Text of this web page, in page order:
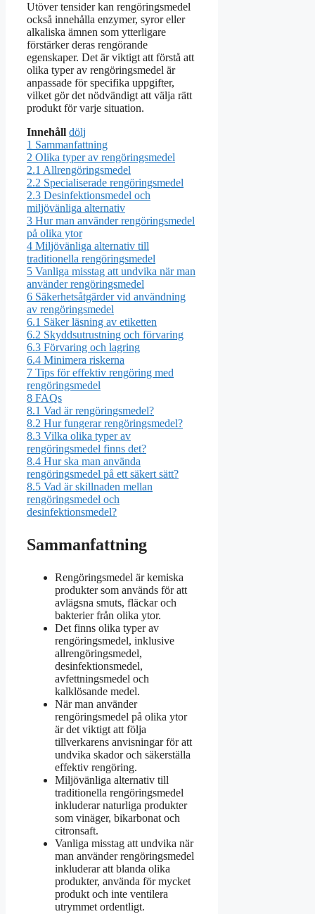
Utöver tensider kan rengöringsmedel
också innehålla enzymer, syror eller
alkaliska ämnen som ytterligare
förstärker deras rengörande
egenskaper. Det är viktigt att förstå att
olika typer av rengöringsmedel är
anpassade för specifika uppgifter,
vilket gör det nödvändigt att välja rätt
produkt för varje situation.
Innehåll dölj
1 Sammanfattning
2 Olika typer av rengöringsmedel
2.1 Allrengöringsmedel
2.2 Specialiserade rengöringsmedel
2.3 Desinfektionsmedel och
miljövänliga alternativ
3 Hur man använder rengöringsmedel
på olika ytor
4 Miljövänliga alternativ till
traditionella rengöringsmedel
5 Vanliga misstag att undvika när man
använder rengöringsmedel
6 Säkerhetsåtgärder vid användning
av rengöringsmedel
6.1 Säker läsning av etiketten
6.2 Skyddsutrustning och förvaring
6.3 Förvaring och lagring
6.4 Minimera riskerna
7 Tips för effektiv rengöring med
rengöringsmedel
8 FAQs
8.1 Vad är rengöringsmedel?
8.2 Hur fungerar rengöringsmedel?
8.3 Vilka olika typer av
rengöringsmedel finns det?
8.4 Hur ska man använda
rengöringsmedel på ett säkert sätt?
8.5 Vad är skillnaden mellan
rengöringsmedel och
desinfektionsmedel?
Sammanfattning
Rengöringsmedel är kemiska
produkter som används för att
avlägsna smuts, fläckar och
bakterier från olika ytor.
Det finns olika typer av
rengöringsmedel, inklusive
allrengöringsmedel,
desinfektionsmedel,
avfettningsmedel och
kalklösande medel.
När man använder
rengöringsmedel på olika ytor
är det viktigt att följa
tillverkarens anvisningar för att
undvika skador och säkerställa
effektiv rengöring.
Miljövänliga alternativ till
traditionella rengöringsmedel
inkluderar naturliga produkter
som vinäger, bikarbonat och
citronsaft.
Vanliga misstag att undvika när
man använder rengöringsmedel
inkluderar att blanda olika
produkter, använda för mycket
produkt och inte ventilera
utrymmet ordentligt.